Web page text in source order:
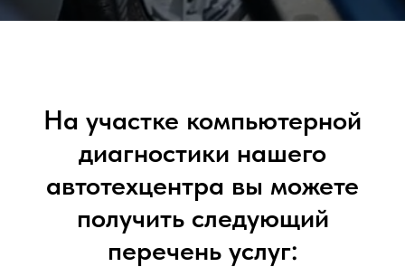
На участке компьютерной
диагностики нашего
автотехцентра вы можете
получить следующий
перечень услуг: